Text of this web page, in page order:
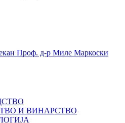
Проф. д-р Миле Маркоски
И ВИНАРСТВО